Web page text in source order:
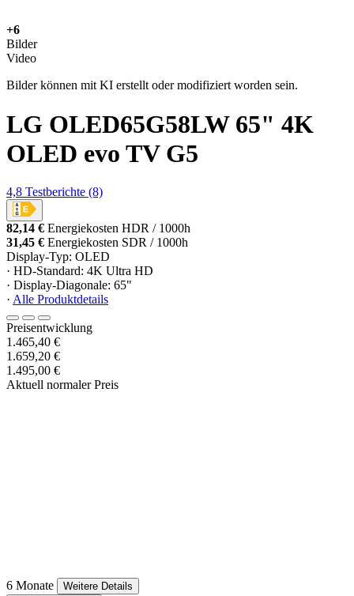
+6
Bilder
Video
Bilder können mit KI erstellt oder modifiziert worden sein.
LG OLED65G58LW 65" 4K
OLED evo TV G5
4,8 Testberichte (8)
82,14 € Energiekosten HDR / 1000h
31,45 € Energiekosten SDR / 1000h
Display-Typ: OLED
· HD-Standard: 4K Ultra HD
· Display-Diagonale: 65"
· Alle Produktdetails
Preisentwicklung
1.465,40 €
1.659,20 €
1.495,00 €
Aktuell normaler Preis
6 Monate
Weitere Details